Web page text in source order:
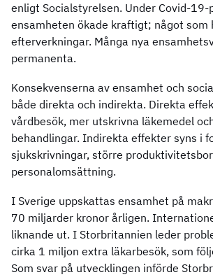
enligt Socialstyrelsen. Under Covid-
ensamheten ökade kraftigt; något som
efterverkningar. Många nya
permanenta.
Konsekvenserna av ensamhet och
både direkta och indirekta. Direkta
vårdbesök, mer utskrivna läkemedel
behandlingar. Indirekta effekter syns i
sjukskrivningar, större
personalomsättning.
I Sverige uppskattas ensamhet på
70 miljarder kronor årligen.
liknande ut. I Storbritannien leder
cirka 1 miljon extra läkarbesök, som
Som svar på utvecklingen införde